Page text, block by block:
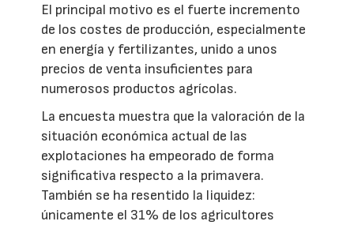
El principal motivo es el fuerte incremento
de los costes de producción, especialmente
en energía y fertilizantes, unido a unos
precios de venta insuficientes para
numerosos productos agrícolas.
La encuesta muestra que la valoración de la
situación económica actual de las
explotaciones ha empeorado de forma
significativa respecto a la primavera.
También se ha resentido la liquidez:
únicamente el 31% de los agricultores